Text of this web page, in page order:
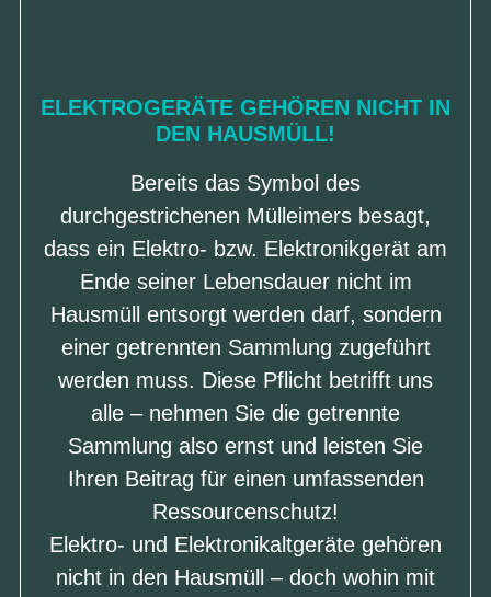
ELEKTROGERÄTE GEHÖREN NICHT IN
DEN HAUSMÜLL!
Bereits das Symbol des
durchgestrichenen Mülleimers besagt,
dass ein Elektro- bzw. Elektronikgerät am
Ende seiner Lebensdauer nicht im
Hausmüll entsorgt werden darf, sondern
einer getrennten Sammlung zugeführt
werden muss. Diese Pflicht betrifft uns
alle – nehmen Sie die getrennte
Sammlung also ernst und leisten Sie
Ihren Beitrag für einen umfassenden
Ressourcenschutz!
Elektro- und Elektronikaltgeräte gehören
nicht in den Hausmüll – doch wohin mit